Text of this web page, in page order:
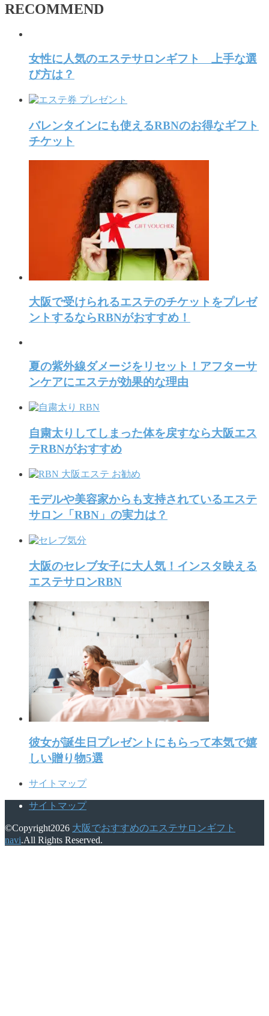
RECOMMEND
女性に人気のエステサロンギフト 上手な選
び方は？
バレンタインにも使えるRBNのお得なギフト
チケット
大阪で受けられるエステのチケットをプレゼ
ントするならRBNがおすすめ！
夏の紫外線ダメージをリセット！アフターサ
ンケアにエステが効果的な理由
自粛太りしてしまった体を戻すなら大阪エス
テRBNがおすすめ
モデルや美容家からも支持されているエステ
サロン「RBN」の実力は？
大阪のセレブ女子に大人気！インスタ映える
エステサロンRBN
彼女が誕生日プレゼントにもらって本気で嬉
しい贈り物5選
サイトマップ
サイトマップ
©Copyright2026 大阪でおすすめのエステサロンギフト
navi.All Rights Reserved.